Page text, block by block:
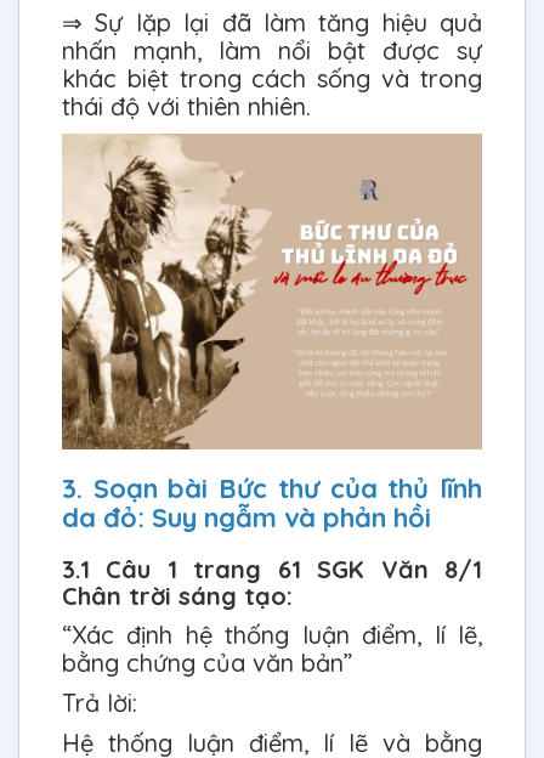
⇒ Sự lặp lại đã làm tăng hiệu quả
nhấn mạnh, làm nổi bật được sự
khác biệt trong cách sống và trong
thái độ với thiên nhiên.
3. Soạn bài Bức thư của thủ lĩnh
da đỏ: Suy ngẫm và phản hồi
3.1 Câu 1 trang 61 SGK Văn 8/1
Chân trời sáng tạo:
“Xác định hệ thống luận điểm, lí lẽ,
bằng chứng của văn bản”
Trả lời:
Hệ thống luận điểm, lí lẽ và bằng